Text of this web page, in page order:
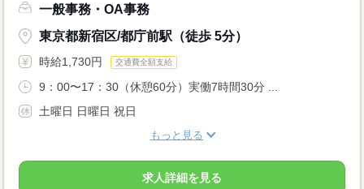
一般事務・OA事務
東京都新宿区/都庁前駅（徒歩 5分）
時給1,730円 交通費全額支給
9：00〜17：30（休憩60分）実働7時間30分 ...
土曜日 日曜日 祝日
もっと見る
求人詳細を見る